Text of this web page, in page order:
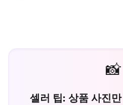
📸
셀러 팁: 상품 사진